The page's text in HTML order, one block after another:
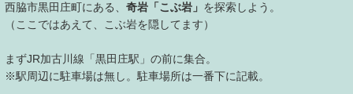
西脇市黒田庄町にある、 奇岩「こぶ岩」 を探索しよう。
（ここではあえて、こぶ岩を隠してます）
まずJR加古川線「黒田庄駅」の前に集合。
※駅周辺に駐車場は無し。駐車場所は一番下に記載。